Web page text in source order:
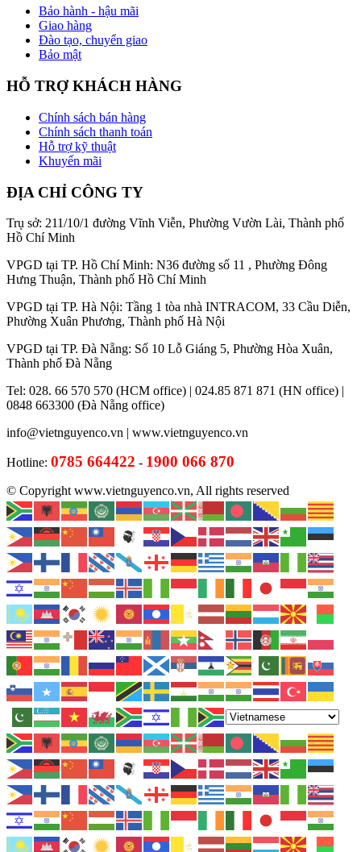
Bảo hành - hậu mãi
Giao hàng
Đào tạo, chuyển giao
Bảo mật
HỖ TRỢ KHÁCH HÀNG
Chính sách bán hàng
Chính sách thanh toán
Hỗ trợ kỹ thuật
Khuyến mãi
ĐỊA CHỈ CÔNG TY
Trụ sở: 211/10/1 đường Vĩnh Viễn, Phường Vườn Lài, Thành phố
Hồ Chí Minh
VPGD tại TP. Hồ Chí Minh: N36 đường số 11 , Phường Đông
Hưng Thuận, Thành phố Hồ Chí Minh
VPGD tại TP. Hà Nội: Tầng 1 tòa nhà INTRACOM, 33 Cầu Diễn,
Phường Xuân Phương, Thành phố Hà Nội
VPGD tại TP. Đà Nẵng: Số 10 Lỗ Giáng 5, Phường Hòa Xuân,
Thành phố Đà Nẵng
Tel: 028. 66 570 570 (HCM office) | 024.85 871 871 (HN office) |
0848 663300 (Đà Nẵng office)
info@vietnguyenco.vn | www.vietnguyenco.vn
Hotline: 0785 664422 - 1900 066 870
© Copyright www.vietnguyenco.vn, All rights reserved